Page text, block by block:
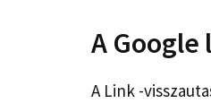
A
A Link -